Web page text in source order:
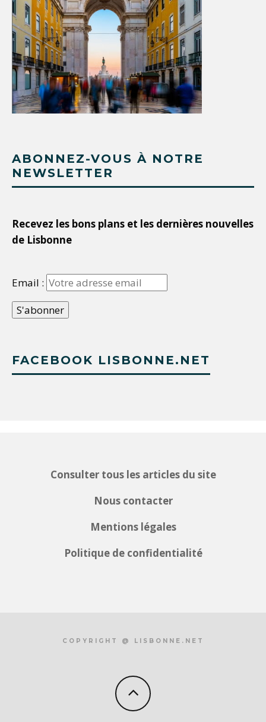
ABONNEZ-VOUS À NOTRE
NEWSLETTER
Recevez les bons plans et les dernières nouvelles
de Lisbonne
Email :
FACEBOOK LISBONNE.NET
Consulter tous les articles du site
Nous contacter
Mentions légales
Politique de confidentialité
COPYRIGHT @ LISBONNE.NET